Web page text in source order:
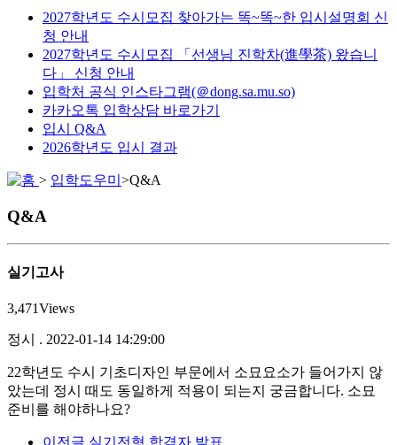
2027학년도 수시모집 찾아가는 똑~똑~한 입시설명회 신
청 안내
2027학년도 수시모집 「선생님 진학차(進學茶) 왔습니
다」 신청 안내
입학처 공식 인스타그램(＠dong.sa.mu.so)
카카오톡 입학상담 바로가기
입시 Q&A
2026학년도 입시 결과
> 입학도우미 >Q&A
Q&A
실기고사
3,471Views
정시 . 2022-01-14 14:29:00
22학년도 수시 기초디자인 부문에서 소묘요소가 들어가지 않
았는데 정시 때도 동일하게 적용이 되는지 궁금합니다. 소묘
준비를 해야하나요?